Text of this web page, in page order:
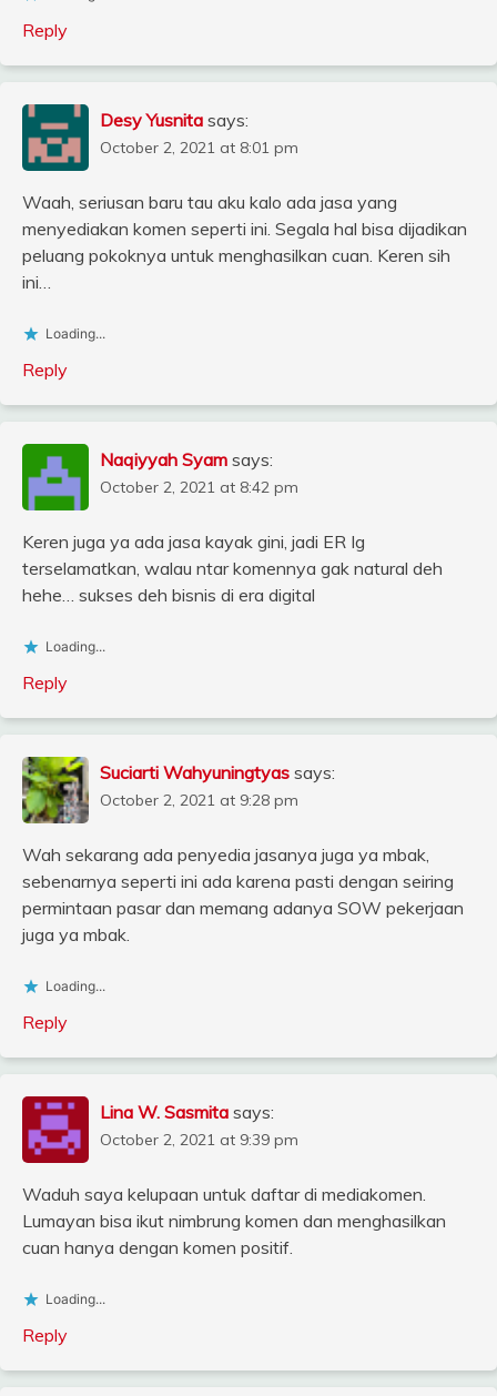
Reply
Desy Yusnita says:
October 2, 2021 at 8:01 pm
Waah, seriusan baru tau aku kalo ada jasa yang
menyediakan komen seperti ini. Segala hal bisa dijadikan
peluang pokoknya untuk menghasilkan cuan. Keren sih
ini…
Loading...
Reply
Naqiyyah Syam says:
October 2, 2021 at 8:42 pm
Keren juga ya ada jasa kayak gini, jadi ER Ig
terselamatkan, walau ntar komennya gak natural deh
hehe… sukses deh bisnis di era digital
Loading...
Reply
Suciarti Wahyuningtyas says:
October 2, 2021 at 9:28 pm
Wah sekarang ada penyedia jasanya juga ya mbak,
sebenarnya seperti ini ada karena pasti dengan seiring
permintaan pasar dan memang adanya SOW pekerjaan
juga ya mbak.
Loading...
Reply
Lina W. Sasmita says:
October 2, 2021 at 9:39 pm
Waduh saya kelupaan untuk daftar di mediakomen.
Lumayan bisa ikut nimbrung komen dan menghasilkan
cuan hanya dengan komen positif.
Loading...
Reply